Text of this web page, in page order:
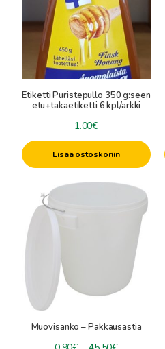
Etiketti Puristepullo 350 g:seen
etu+takaetiketti 6 kpl/arkki
1.00€
Lisää ostoskoriin
Muovisanko – Pakkausastia
tuotteella
on
useampi
muunnelma.
tehdä
valinnat
tuotteen
sivulla.